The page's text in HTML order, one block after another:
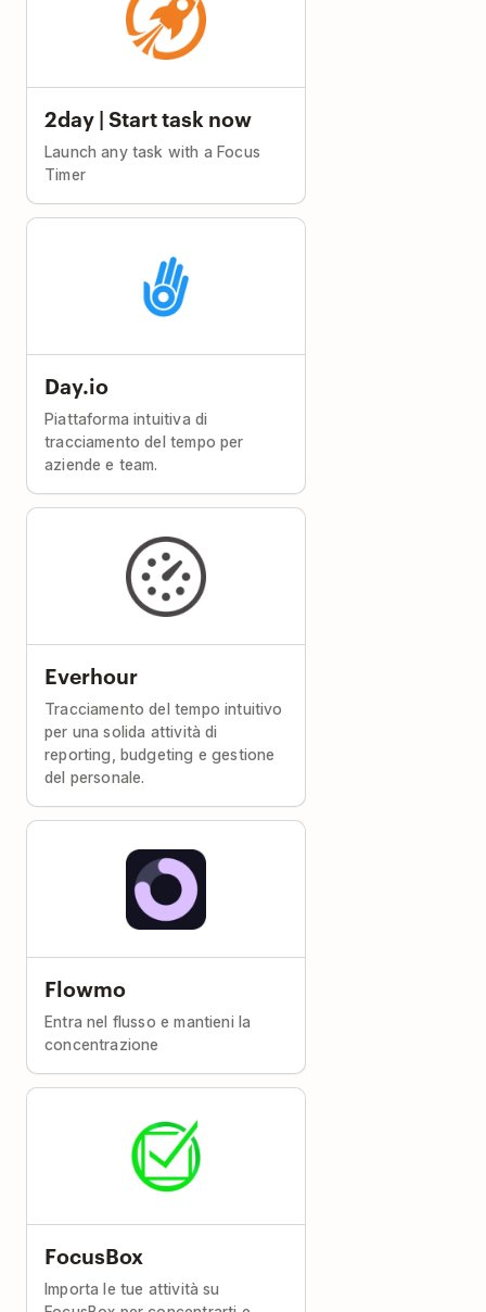
2day | Start task now
Launch any task with a Focus
Timer
Day.io
Piattaforma intuitiva di
tracciamento del tempo per
aziende e team.
Everhour
Tracciamento del tempo intuitivo
per una solida attività di
reporting, budgeting e gestione
del personale.
Flowmo
Entra nel flusso e mantieni la
concentrazione
FocusBox
Importa le tue attività su